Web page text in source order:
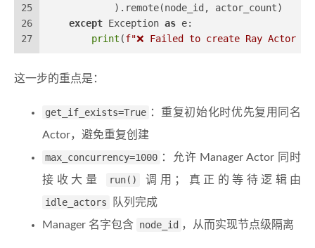
25
26
27
            ).remote(node_id, actor_count)
except Exception as e:
print (f"❌ Failed to create Ray Actor
这一步的重点是：
get_if_exists=True ：重复初始化时优先复用同名
Actor，避免重复创建
max_concurrency=1000 ：允许 Manager Actor 同时
接收大量
run()
调用；真正的等待逻辑由
idle_actors
队列完成
Manager 名字包含 node_id ，从而实现节点级隔离